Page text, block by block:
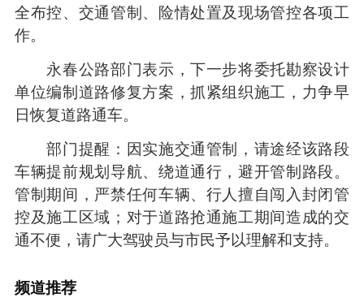
全布控、交通管制、险情处置及现场管控各项工
作。
永春公路部门表示，下一步将委托勘察设计
单位编制道路修复方案，抓紧组织施工，力争早
日恢复道路通车。
部门提醒：因实施交通管制，请途经该路段
车辆提前规划导航、绕道通行，避开管制路段。
管制期间，严禁任何车辆、行人擅自闯入封闭管
控及施工区域；对于道路抢通施工期间造成的交
通不便，请广大驾驶员与市民予以理解和支持。
频道推荐